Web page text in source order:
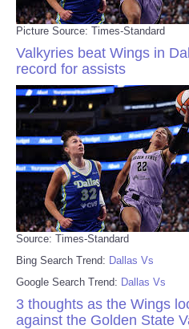
Picture Source: Times-Standard
Valkyries beat Wings in
record for assists
Source: Times-Standard
Bing Search Trend: Dallas Vs
Google Search Trend: Dallas Vs
3 thoughts as the Wings
against the Golden State